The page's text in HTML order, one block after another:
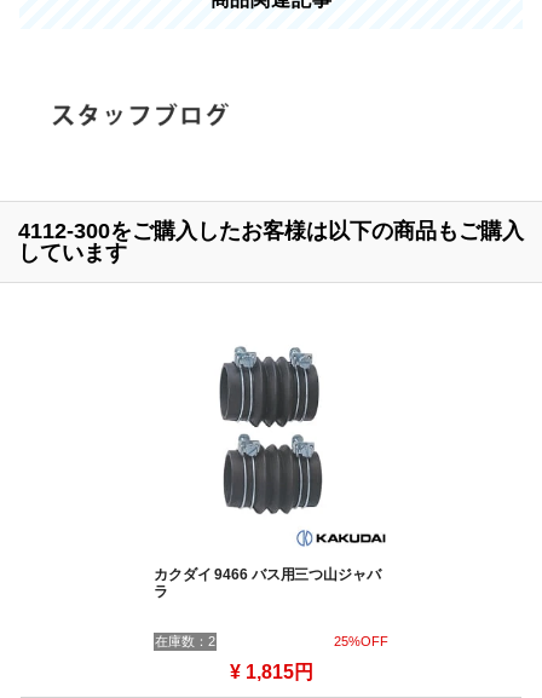
4112-300をご購入したお客様は以下の商品もご購入
しています
カクダイ 9466 バス用三つ山ジャバ
ラ
在庫数：2 25%OFF
¥ 1,815円